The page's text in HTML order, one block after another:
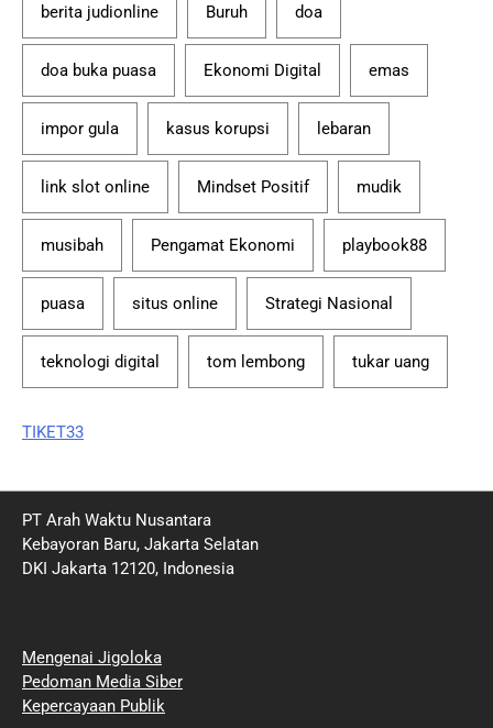
berita judionline Buruh doa
doa buka puasa Ekonomi Digital emas
impor gula kasus korupsi lebaran
link slot online Mindset Positif mudik
musibah Pengamat Ekonomi playbook88
puasa situs online Strategi Nasional
teknologi digital tom lembong tukar uang
TIKET33
PT Arah Waktu Nusantara
Kebayoran Baru, Jakarta Selatan
DKI Jakarta 12120, Indonesia
Mengenai Jigoloka
Pedoman Media Siber
Kepercayaan Publik